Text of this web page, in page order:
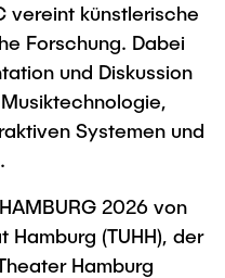
(ECIU)
des FSP
vereint künstlerische
Forschung. Dabei
und Diskussion
Systemen und
2026 von
Hamburg (TUHH), der
Hamburg